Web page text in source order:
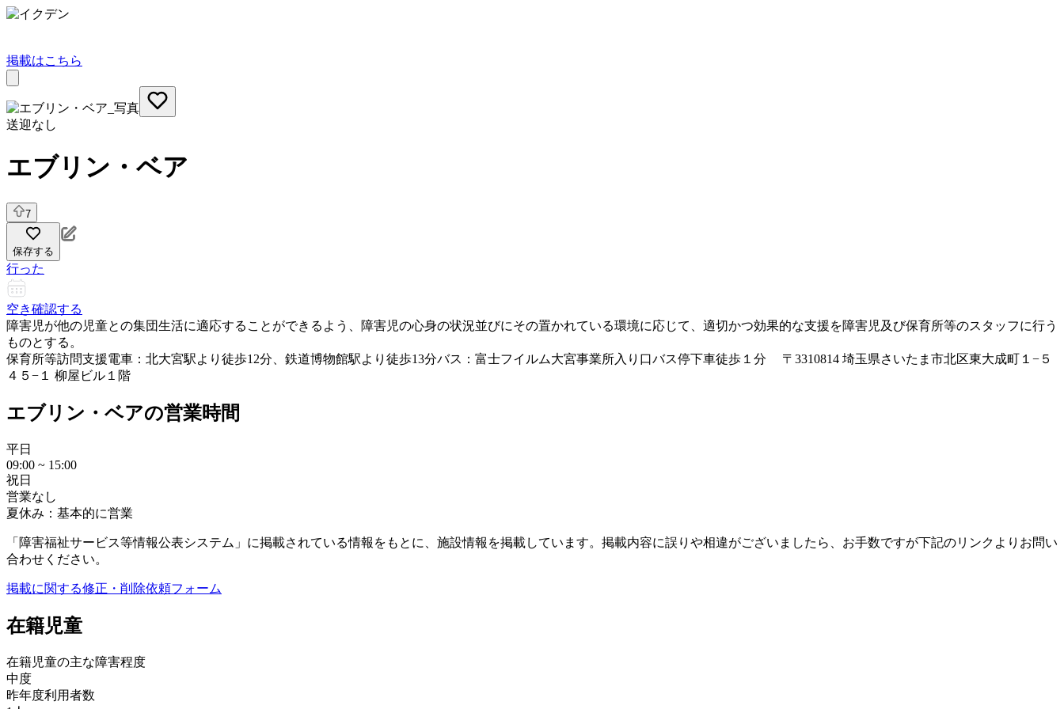
掲載はこちら
送迎なし
エブリン・ベア
7
保存する
行った
空き確認する
障害児が他の児童との集団生活に適応することができるよう、障害児の心身の状況並びにその置かれている環境に応じて、適切かつ効果的な支援を障害児及び保育所等のスタッフに行う
ものとする。
保育所等訪問支援電車：北大宮駅より徒歩12分、鉄道博物館駅より徒歩13分バス：富士フイルム大宮事業所入り口バス停下車徒歩１分 〒3310814 埼玉県さいたま市北区東大成町１−５
４５−１ 柳屋ビル１階
エブリン・ベアの営業時間
平日
09:00 ~ 15:00
祝日
営業なし
夏休み：基本的に営業
「障害福祉サービス等情報公表システム」に掲載されている情報をもとに、施設情報を掲載しています。掲載内容に誤りや相違がございましたら、お手数ですが下記のリンクよりお問い
合わせください。
掲載に関する修正・削除依頼フォーム
在籍児童
在籍児童の主な障害程度
中度
昨年度利用者数